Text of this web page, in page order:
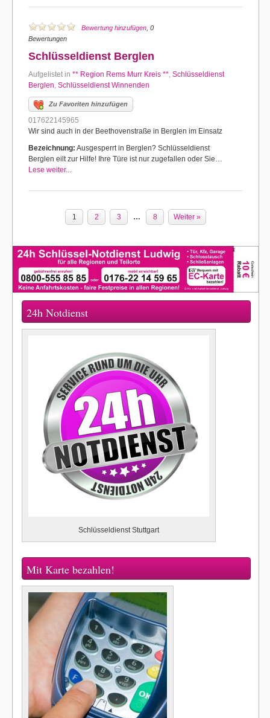
Bewertung hinzufügen , 0
Bewertungen
Schlüsseldienst Berglen
Aufgelistet in ** Region Rems Murr Kreis **, Schlüsseldienst
Berglen, Schlüsseldienst Winnenden
Zu Favoriten hinzufügen
017622145965
Wir sind auch in der Beethovenstraße in Berglen im Einsatz
Bezeichnung: Ausgesperrt in Berglen? Schlüsseldienst
Berglen eilt zur Hilfe! Ihre Türe ist nur zugefallen oder Sie…
Lese weiter...
1 2 3 … 8 Weiter »
24h Notdienst
Schlüsseldienst Stuttgart
Mit Karte bezahlen!